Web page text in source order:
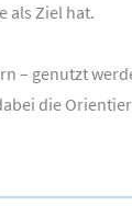
als Ziel hat.
– genutzt
die